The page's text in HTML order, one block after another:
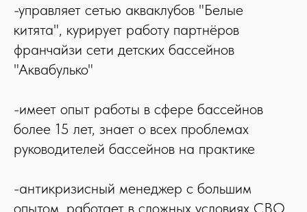
-управляет сетью акваклубов "Белые
китята", курирует работу партнёров
франчайзи сети детских бассейнов
"Аквабулько"
-имеет опыт работы в сфере бассейнов
более 15 лет, знает о всех проблемах
руководителей бассейнов на практике
-антикризисный менеджер с большим
опытом, работает в сложных условиях СВО